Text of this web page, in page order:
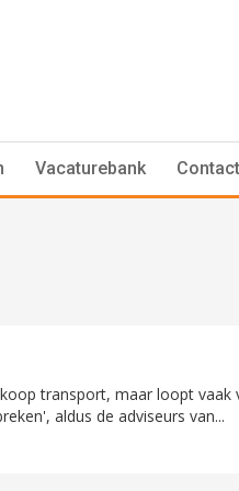
Vacaturebank Contact
transport, maar loopt
aldus de adviseurs van...